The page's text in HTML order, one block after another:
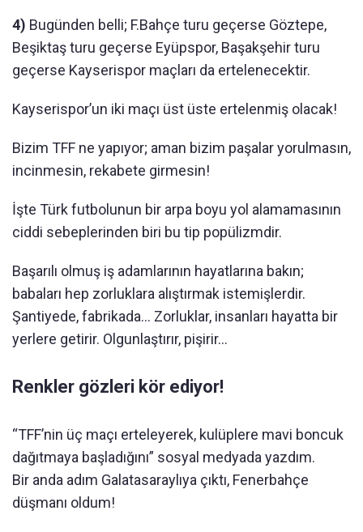
4) Bugünden belli; F.Bahçe turu geçerse Göztepe,
Beşiktaş turu geçerse Eyüpspor, Başakşehir turu
geçerse Kayserispor maçları da ertelenecektir.
Kayserispor’un iki maçı üst üste ertelenmiş olacak!
Bizim TFF ne yapıyor; aman bizim paşalar yorulmasın,
incinmesin, rekabete girmesin!
İşte Türk futbolunun bir arpa boyu yol alamamasının
ciddi sebeplerinden biri bu tip popülizmdir.
Başarılı olmuş iş adamlarının hayatlarına bakın;
babaları hep zorluklara alıştırmak istemişlerdir.
Şantiyede, fabrikada... Zorluklar, insanları hayatta bir
yerlere getirir. Olgunlaştırır, pişirir...
Renkler gözleri kör ediyor!
“TFF’nin üç maçı erteleyerek, kulüplere mavi boncuk
dağıtmaya başladığını” sosyal medyada yazdım.
Bir anda adım Galatasaraylıya çıktı, Fenerbahçe
düşmanı oldum!